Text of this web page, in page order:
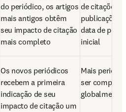
do periódico, os artigos
mais antigos obtêm
seu impacto de citação
mais completo
de citações a
publicações
data de
inicial
Os novos periódicos
recebem a primeira
indicação de seu
impacto de citação um
Mais
ser
globalmente